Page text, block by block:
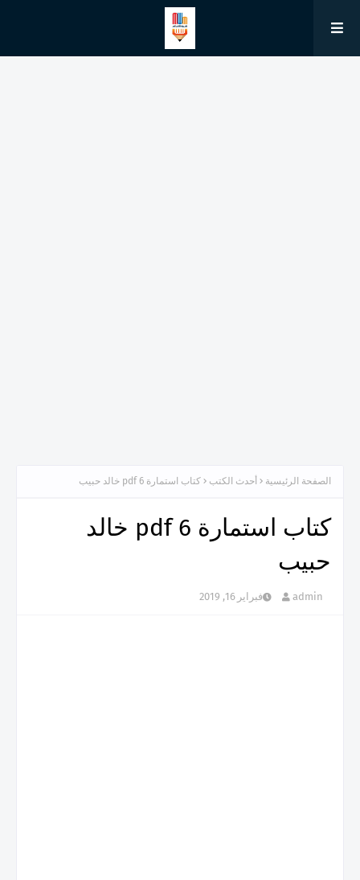
الصفحة الرئيسية أحدث الكتب كتاب استمارة 6 pdf خالد حبيب
كتاب استمارة 6 pdf خالد
حبيب
admin فبراير 16, 2019